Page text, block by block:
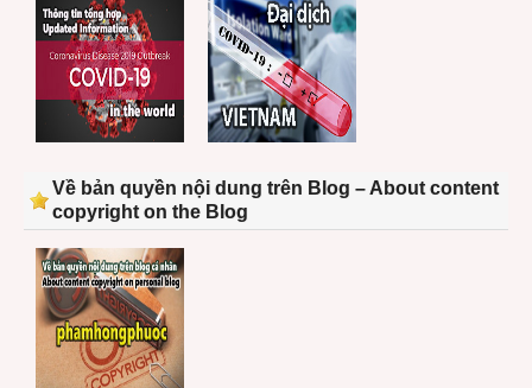
Về bản quyền nội dung trên Blog – About content
copyright on the Blog